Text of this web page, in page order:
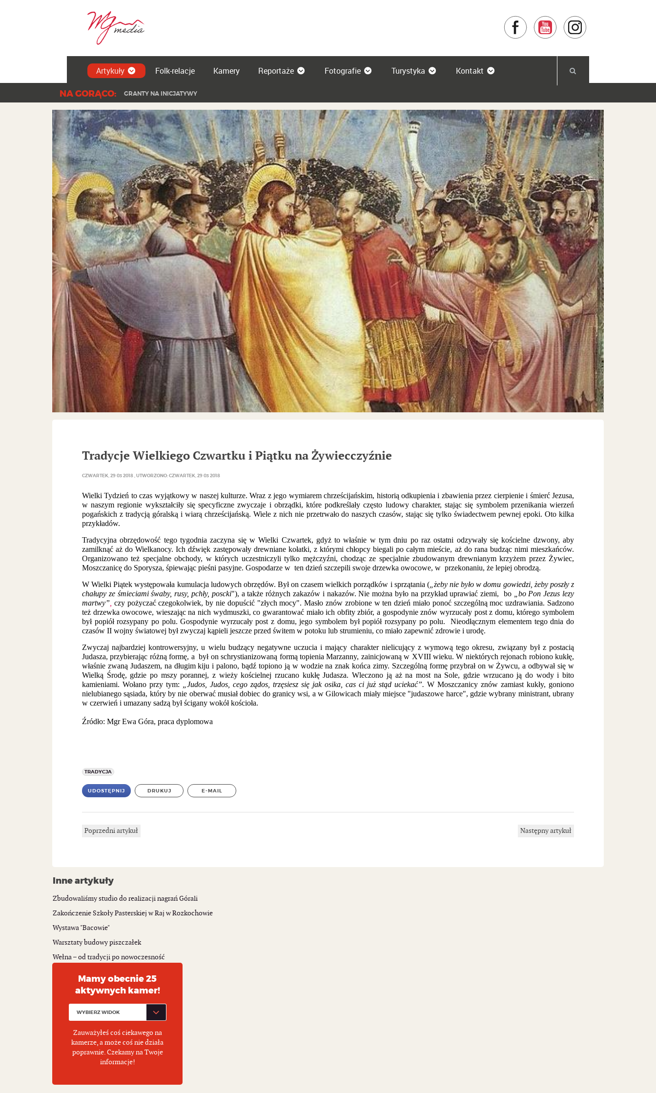
Facebook YouTube
Artykuły Folk-relacje Kamery Reportaże Fotografie Turystyka Kontakt
NA GORĄCO: GRANTY NA INICJATYWY
Tradycje Wielkiego Czwartku i Piątku na Żywiecczyźnie
CZWARTEK, 29 03 2018 UTWORZONO: CZWARTEK, 29 03 2018
Wielki Tydzień to czas wyjątkowy w naszej kulturze. Wraz z jego wymiarem chrześcijańskim, historią odkupienia i zbawienia przez cierpienie i śmierć Jezusa,
w naszym regionie wykształciły się specyficzne zwyczaje i obrządki, które podkreślały często ludowy charakter, stając się symbolem przenikania wierzeń
pogańskich z tradycją góralską i wiarą chrześcijańską. Wiele z nich nie przetrwało do naszych czasów, stając się tylko świadectwem pewnej epoki. Oto kilka
przykładów.
Tradycyjna obrzędowość tego tygodnia zaczyna się w Wielki Czwartek, gdyż to właśnie w tym dniu po raz ostatni odzywały się kościelne dzwony, aby
zamilknąć aż do Wielkanocy. Ich dźwięk zastępowały drewniane kołatki, z którymi chłopcy biegali po całym mieście, aż do rana budząc nimi mieszkańców.
Organizowano też specjalne obchody, w których uczestniczyli tylko mężczyźni, chodząc ze specjalnie zbudowanym drewnianym krzyżem przez Żywiec,
Moszczanicę do Sporysza, śpiewając pieśni pasyjne. Gospodarze w ten dzień szczepili swoje drzewka owocowe, w przekonaniu, że lepiej obrodzą.
W Wielki Piątek występowała kumulacja ludowych obrzędów. Był on czasem wielkich porządków i sprzątania („żeby nie było w domu gowiedzi, żeby poszły z
chałupy ze śmieciami śwaby, rusy, pchły, poscki"), a także różnych zakazów i nakazów. Nie można było na przykład uprawiać ziemi, bo
„bo Pon Jezus lezy
martwy” czy pożyczać czegokolwiek, by nie dopuścić "złych mocy". Masło znów zrobione w ten dzień miało ponoć szczególną moc uzdrawiania. Sadzono
też drzewka owocowe, wieszając na nich wydmuszki, co gwarantować miało ich obfity zbiór, a gospodynie znów wyrzucały post z domu, którego symbolem
był popiół rozsypany po polu. Gospodynie wyrzucały post z domu, jego symbolem był popiół rozsypany po polu. Nieodłącznym elementem tego dnia do
czasów II wojny światowej był zwyczaj kąpieli jeszcze przed świtem w potoku lub strumieniu, co miało zapewnić zdrowie i urodę.
Zwyczaj najbardziej kontrowersyjny, u wielu budzący negatywne uczucia i mający charakter nielicujący z wymową tego okresu, związany był z postacią
Judasza, przybierając różną formę, a był on schrystianizowaną formą topienia Marzanny, zainicjowaną w XVIII wieku. W niektórych rejonach robiono kukłę,
właśnie zwaną Judaszem, na długim kiju i palono, bądź topiono ją w wodzie na znak końca zimy. Szczególną formę przybrał on w Żywcu, a odbywał się w
Wielką Środę, gdzie po mszy porannej, z wieży kościelnej rzucano kukłę Judasza. Wleczono ją aż na most na Sole, gdzie wrzucano ją do wody i bito
kamieniami. Wołano przy tym:
„Judos, Judos, cego ządos, trzęsiesz się jak osika, cas ci już stąd uciekać”. W Moszczanicy znów zamiast kukły, goniono
nielubianego sąsiada, który by nie oberwać musiał dobiec do granicy wsi, a w Gilowicach miały miejsce "judaszowe harce", gdzie wybrany ministrant, ubrany
w czerwień i umazany sadzą był ścigany wokół kościoła.
Źródło: Mgr Ewa Góra, praca dyplomowa
TRADYCJA
UDOSTĘPNIJ DRUKUJ E-MAIL
Poprzedni artykuł Następny artykuł
Inne artykuły
Zbudowaliśmy studio do realizacji nagrań Górali
Zakończenie Szkoły Pasterskiej w Raj w Rozkochowie
Wystawa "Bacowie"
Warsztaty budowy piszczałek
Wełna – od tradycji po nowoczesność
Mamy obecnie 25
aktywnych kamer!
Zauważyłeś coś ciekawego na
kamerze, a może coś nie działa
poprawnie. Czekamy na Twoje
informacje!